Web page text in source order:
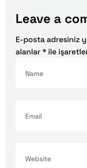
Leave a
E-posta adresiniz
alanlar* ile